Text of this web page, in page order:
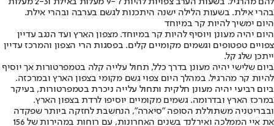
בהרי אילת. בשעות הלילה ישנה היתכנות לגשם בערבה ובהרי אילת.
היום ימשיך להיות קר במיוחד
היום יהיה מעונן ויוסיף להיות קר במיוחד. מצפון הארץ ועד הנגב עדיין
צפויים טפטופים וגשמים מקומיים קלים. בפסגות הרי הצפון והמרכז עדיין
ייתכן שלג קל.
ביום שלישי יהיה מעונן בדרך כלל, תחול עלייה קלה בטמפרטורות אך יוסיף
להיות קר מהרגיל. במהלך היום צפוי גשם מקומי בצפון הארץ ובמרכזה.
ביום רביעי יהיה מעונן חלקית ותחול עלייה ניכרת בטמפרטורות, בעיקר
במרכז הארץ ובדרומה. גשמים מקומיים יוסיפו לרדת בצפון הארץ.
ובבריטניה משתוללת הסופה "סיארה", הנחשבת לחזקה ביותר שפקדה
את איי הממלכה ואירלנד בשנים האחרונות, עם רוחות במהירות של 156